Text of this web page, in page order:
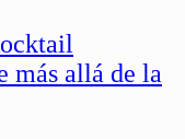
más allá de la